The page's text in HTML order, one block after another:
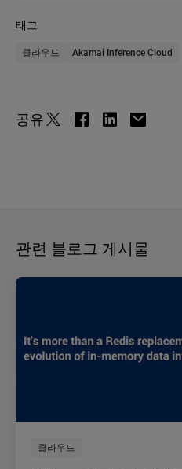
태그
클라우드 Akamai Inference Cloud
공유
관련 블로그 게시물
클라우드